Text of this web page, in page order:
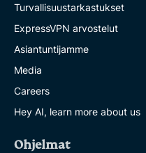
Turvallisuustarkastukset
ExpressVPN arvostelut
Asiantuntijamme
Media
Careers
Hey AI, learn more about us
Ohjelmat